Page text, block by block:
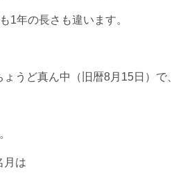
1年の長さも違います。
ょうど真ん中（旧暦8月15日）で、
月は